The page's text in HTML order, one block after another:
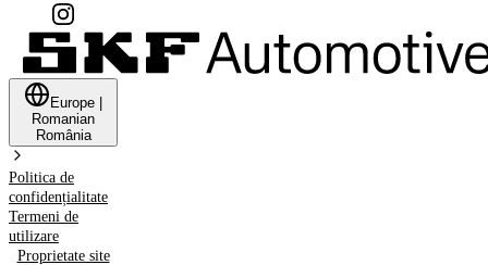
Europe
Romanian
România
Politica de
confidențialitate
Termeni de
utilizare
Proprietate site